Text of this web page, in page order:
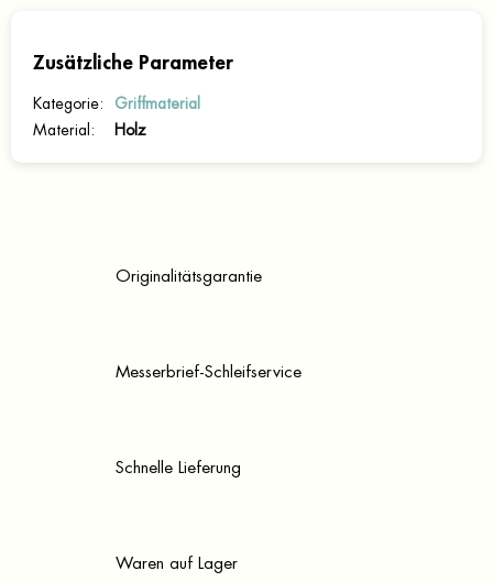
Zusätzliche Parameter
Kategorie:
Griffmaterial
Material : Holz
Originalitätsgarantie
Messerbrief-Schleifservice
Schnelle Lieferung
Waren auf Lager